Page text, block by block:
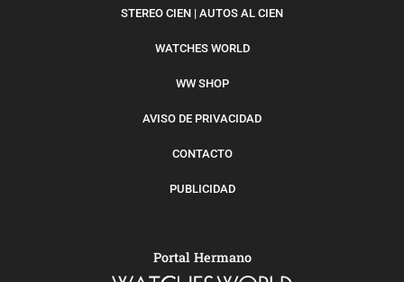
STEREO CIEN | AUTOS AL CIEN
WATCHES WORLD
WW SHOP
AVISO DE PRIVACIDAD
CONTACTO
PUBLICIDAD
Portal Hermano